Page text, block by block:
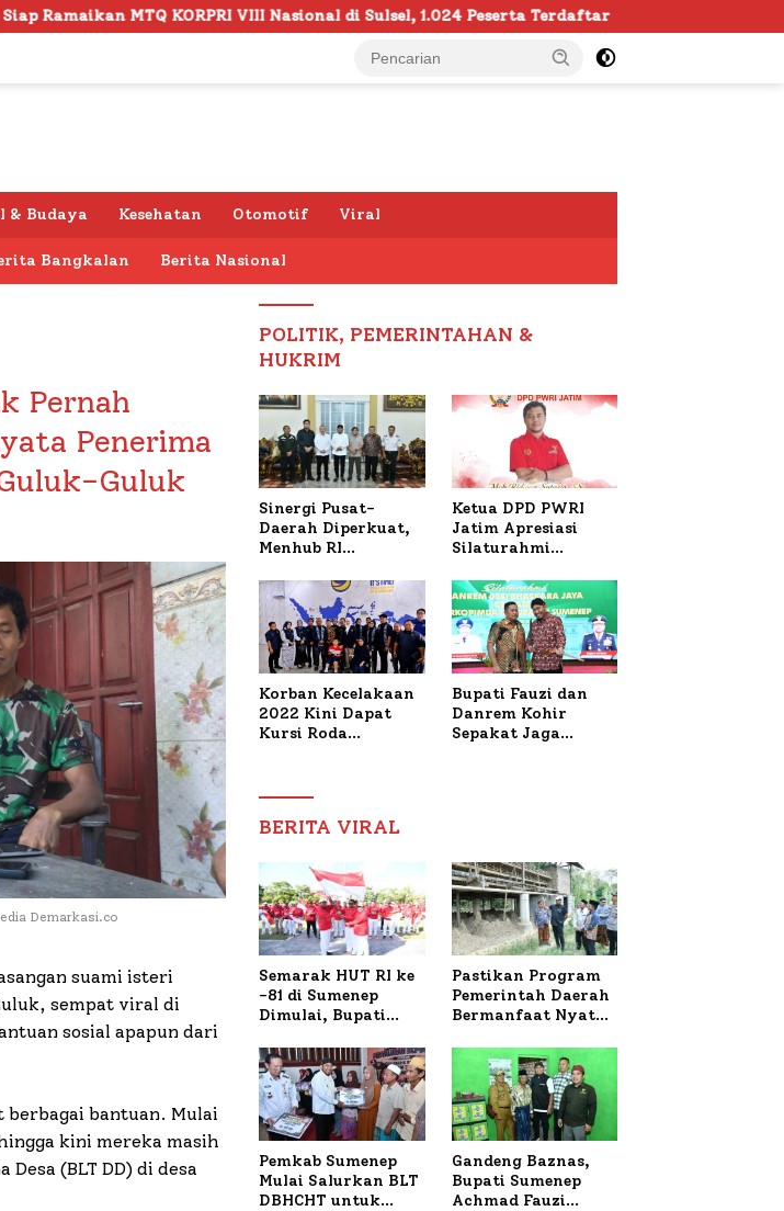
VIII Nasional di Sulsel, 1.024 Peserta Terdaftar Semarak HUT RI ke -81 di
& Budaya Kesehatan Otomotif Viral
Bangkalan Berita Nasional
Pernah
Penerima
Guluk
Demarkasi.co
suami isteri
sempat viral di
sosial apapun dari
berbagai bantuan. Mulai
kini mereka masih
(BLT DD) di desa
POLITIK, PEMERINTAHAN &
HUKRIM
Sinergi Pusat-
Daerah Diperkuat,
Menhub RI
Sumenep Bahas
Penanganan KM
Mutiara Sentosa II
Ketua DPD PWRI
Jatim Apresiasi
Silaturahmi
dan PWRI, Sebut
Kemitraan Ideal
Polri-Pers
Korban Kecelakaan
2022 Kini Dapat
Kursi Roda
Komitmen
Pengobatan Nabil
Bupati Fauzi dan
Danrem Kohir
Sepakat Jaga
BERITA VIRAL
Semarak HUT RI ke
-81 di Sumenep
Dimulai, Bupati
Doa untuk Korban
Kapal Terbakar
Pastikan Program
Pemerintah Daerah
Bermanfaat Nyata
Bupati Sumenep
Tinjau Langsung
Budidaya Lele dan
Ayam Petelur di
Desa Bataal Timur
Pemkab Sumenep
Mulai Salurkan BLT
DBHCHT untuk
Gandeng Baznas,
Bupati Sumenep
Achmad Fauzi